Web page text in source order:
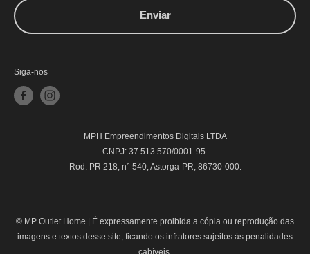
Enviar
Siga-nos
MPH Empreendimentos Digitais LTDA
CNPJ: 37.513.570/0001-95.
Rod. PR 218, n° 540, Astorga-PR, 86730-000.
© MP Outlet Home | É expressamente proibida a cópia ou reprodução das
imagens e textos desse site, ficando os infratores sujeitos às penalidades
cabíveis.